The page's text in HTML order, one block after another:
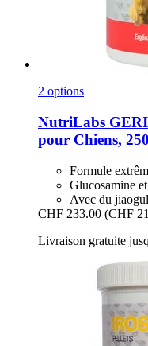
2 options
NutriLabs
pour Chiens,
Formule
Glucosamine
Avec du
CHF 233.00 (CHF
Livraison gratuite